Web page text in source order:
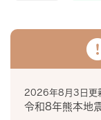
2026年8月3日更
令和8年熊本地